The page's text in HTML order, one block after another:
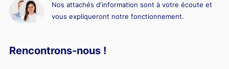
Nos attachés d'information sont à votre écoute et
vous expliqueront notre fonctionnement.
Rencontrons-nous !